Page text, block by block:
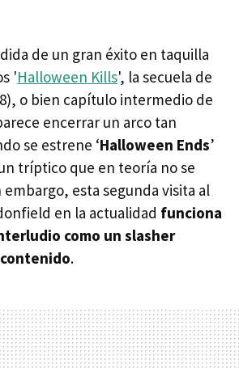
de un gran éxito en taquilla
'Halloween Kills', la secuela de
o bien capítulo intermedio de
encerrar un arco tan
se estrene ‘Halloween Ends’
tríptico que en teoría no se
embargo, esta segunda visita al
en la actualidad funciona
como un slasher
.